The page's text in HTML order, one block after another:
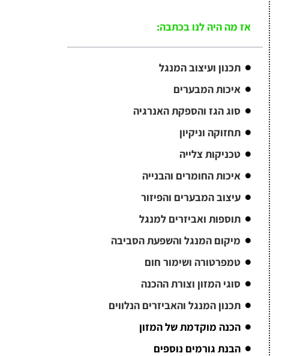
אז מה היה לנו בכתבה:
תכנון ועיצוב המנגל
איכות המבערים
סוג הגז והספקת האנרגיה
תחזוקה וניקיון
טכניקות צלייה
איכות החומרים והבנייה
עיצוב המבערים והפיזור
תוספות ואביזרים למנגל
מיקום המנגל והשפעת הסביבה
טמפרטורה ושימור חום
סוגי המזון וצורת ההכנה
תכנון המנגל והאביזרים הנלווים
הכנה מוקדמת של המזון
הבנת גורמים נוספים